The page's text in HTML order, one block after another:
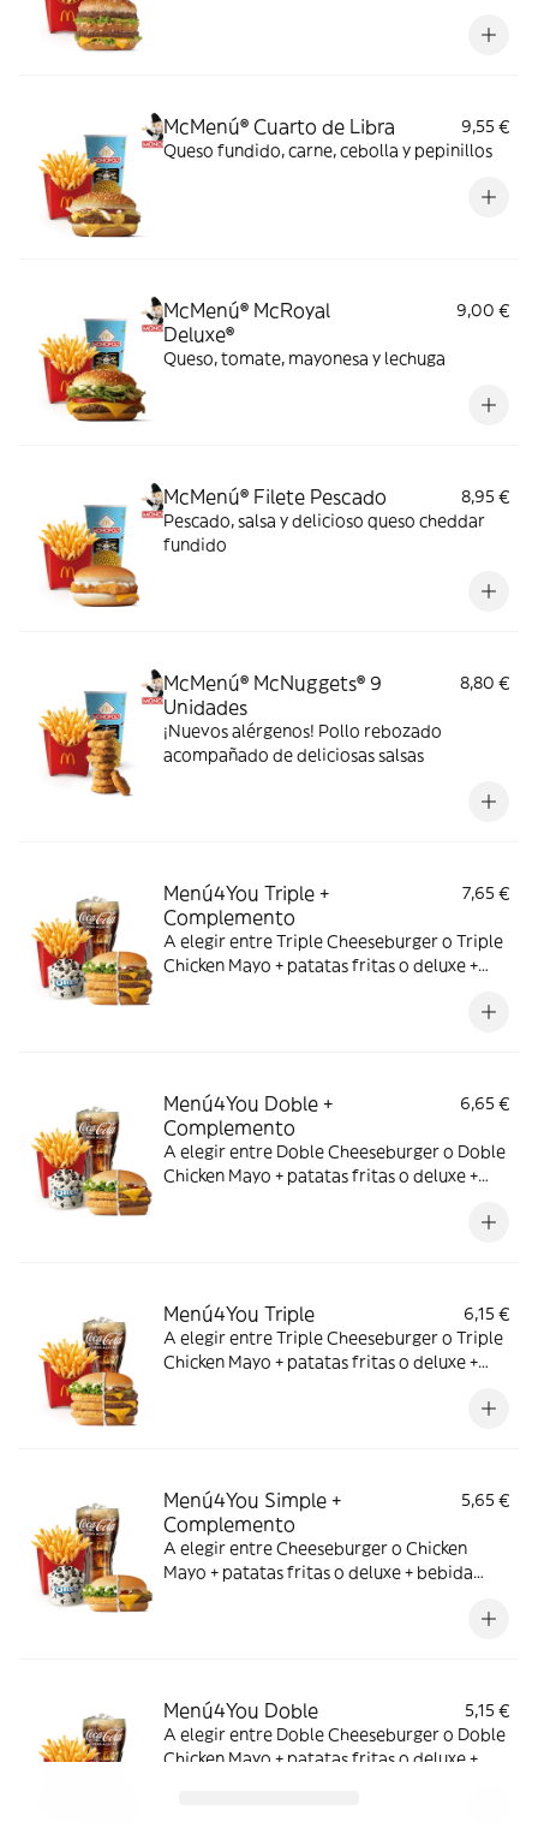
McMenú® Cuarto de Libra
9,55 €
Queso fundido, carne, cebolla y pepinillos
McMenú® McRoyal
Deluxe®
9,00 €
Queso, tomate, mayonesa y lechuga
McMenú® Filete Pescado
8,95 €
Pescado, salsa y delicioso queso cheddar
fundido
McMenú® McNuggets® 9
Unidades
8,80 €
¡Nuevos alérgenos! Pollo rebozado
acompañado de deliciosas salsas
Menú4You Triple +
Complemento
7,65 €
A elegir entre Triple Cheeseburger o Triple
Chicken Mayo + patatas fritas o deluxe +
Menú4You Doble +
Complemento
6,65 €
A elegir entre Doble Cheeseburger o Doble
Chicken Mayo + patatas fritas o deluxe +
Menú4You Triple
6,15 €
A elegir entre Triple Cheeseburger o Triple
Chicken Mayo + patatas fritas o deluxe +
Menú4You Simple +
Complemento
5,65 €
A elegir entre Cheeseburger o Chicken
Mayo + patatas fritas o deluxe + bebida
Menú4You Doble
5,15 €
A elegir entre Doble Cheeseburger o Doble
Chicken Mayo + patatas fritas o deluxe +